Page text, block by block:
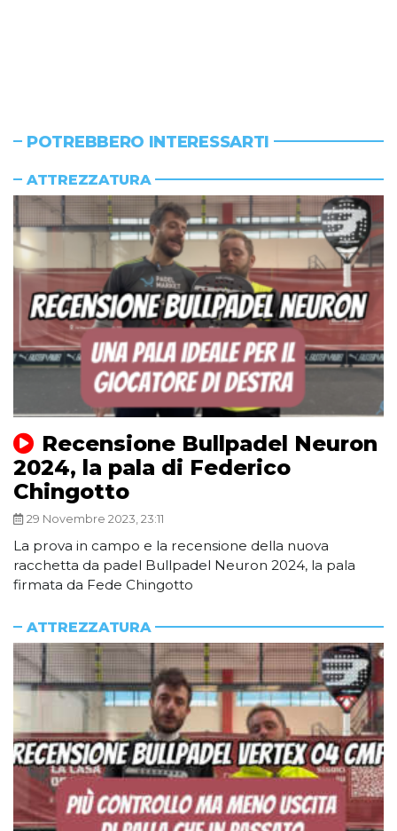
POTREBBERO INTERESSARTI
ATTREZZATURA
Recensione Bullpadel Neuron
2024, la pala di Federico
Chingotto
29 Novembre 2023, 23:11
La prova in campo e la recensione della nuova
racchetta da padel Bullpadel Neuron 2024, la pala
firmata da Fede Chingotto
ATTREZZATURA